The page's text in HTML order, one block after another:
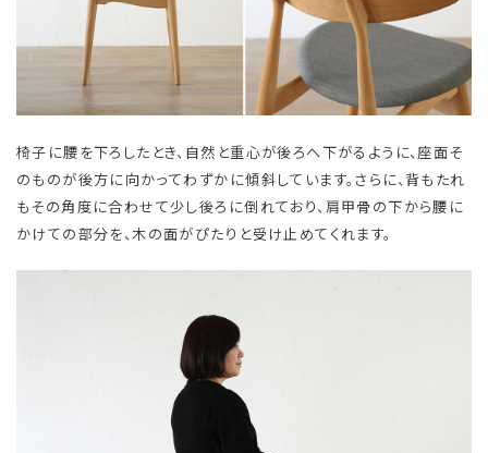
椅子に腰を下ろしたとき、自然と重心が後ろへ下がるように、座面そ
のものが後方に向かってわずかに傾斜しています。さらに、背もたれ
もその角度に合わせて少し後ろに倒れており、肩甲骨の下から腰に
かけての部分を、木の面がぴたりと受け止めてくれます。